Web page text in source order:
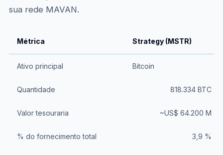
sua rede MAVAN.
Métrica Strategy (MSTR)
Ativo principal Bitcoin
Quantidade 818.334 BTC
Valor tesouraria ~US$ 64.200 M
% do fornecimento total 3,9 %